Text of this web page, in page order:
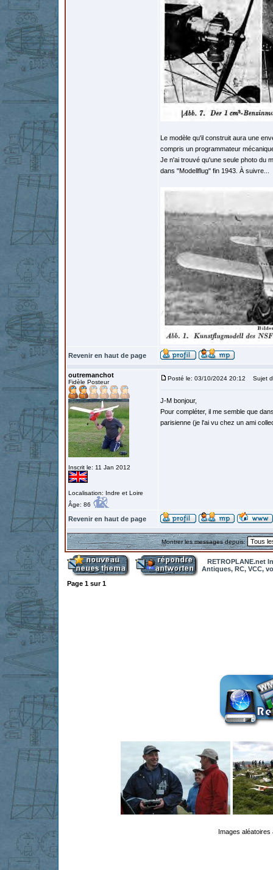
Le modèle qu'il construit aura une
compris un programmateur
Je n'ai trouvé qu'une seule photo du
dans "Modellflug" fin 1943. À suivre...
Revenir en haut de page
outremanchot
Fidèle Posteur
Inscrit le: 11 Jan 2012
Localisation: Indre et Loire
Âge: 86
Posté le: 03/10/2024 20:12 Sujet
J-M bonjour,
Pour compléter, il me semble que
parisienne (je l'ai vu chez un ami
Revenir en haut de page
Montrer les messages depuis:
RETROPLANE.net
Antiques, RC, VCC,
Page 1 sur1
Images aléatoires